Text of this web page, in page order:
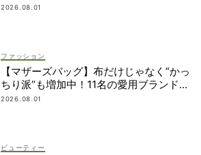
2026.08.01
ファッション
【マザーズバッグ】布だけじゃなく“かっ
ちり派”も増加中！11名の愛用ブランド
は？
2026.08.01
ビューティー